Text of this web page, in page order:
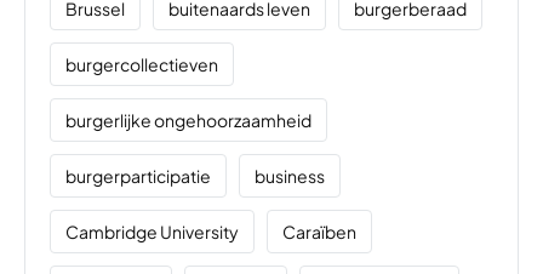
Brussel buitenaards leven burgerberaad
burgercollectieven
burgerlijke ongehoorzaamheid
burgerparticipatie business
Cambridge University Caraïben